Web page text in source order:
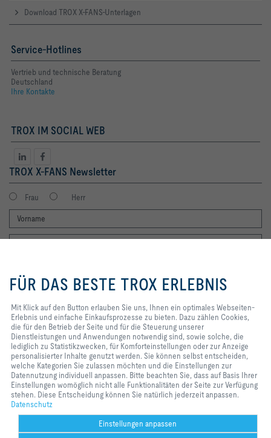
Download TROX X-FANS-Unterlagen
Service-Hotlines
Vertrieb und technische Beratung
Deutschland
Ihre Kontakte
TROX IM SOCIAL WEB
TROX X-FANS Newsletter
Frau Herr
Ich möchte den Newsletter der TROX X-FANS GmbH erhalten. Die
Hinweise zum Datenschutz habe ich gelesen. Selbstverständlich
können Sie sich jederzeit problemlos vom Newsletter wieder abmelden.
Am Ende eines jeden Newsletters finden Sie einen entsprechenden
Abmeldelink.
Jetzt abonnieren
Home Kontakt Impressum
Einkaufsbedingungen
Datenschutz
Sie uns, Ihnen ein optimales
Webseiten-Erlebnis und einfache
zählen Cookies, die für den
Betrieb der Seite und für die
Steuerung unserer
Dienstleistungen und
Anwendungen notwendig sind,
sowie solche, die lediglich zu
Statistikzwecken, für
Komforteinstellungen oder zur
Anzeige personalisierter Inhalte
genutzt werden. Sie können selbst
Sie zulassen möchten und die
Einstellungen zur Datennutzung
individuell anpassen. Bitte
FÜR DAS BESTE TROX ERLEBNIS
Mit Klick auf den Button erlauben Sie uns, Ihnen ein optimales Webseiten-
Erlebnis und einfache Einkaufsprozesse zu bieten. Dazu zählen Cookies,
die für den Betrieb der Seite und für die Steuerung unserer
Dienstleistungen und Anwendungen notwendig sind, sowie solche, die
lediglich zu Statistikzwecken, für Komforteinstellungen oder zur Anzeige
personalisierter Inhalte genutzt werden. Sie können selbst entscheiden,
welche Kategorien Sie zulassen möchten und die Einstellungen zur
Datennutzung individuell anpassen. Bitte beachten Sie, dass auf Basis Ihrer
Einstellungen womöglich nicht alle Funktionalitäten der Seite zur Verfügung
stehen. Diese Entscheidung können Sie natürlich jederzeit anpassen.
Datenschutz
Einstellungen anpassen